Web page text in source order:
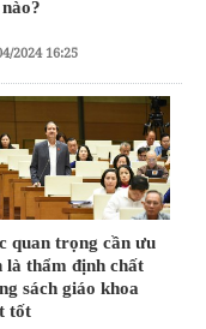
2024 16:25
quan trọng cần ưu
là thẩm định chất
sách giáo khoa
tốt